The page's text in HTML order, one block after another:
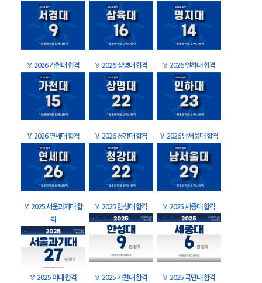
🏅 2026 가천대 합격 🏅 2026 상명대 합격 🏅 2026 인하대 합격
🏅 2026 연세대 합격 🏅 2026 청강대 합격 🏅 2026 남서울대 합격
🏅 2025 서울과기대 합
격
🏅 2025 한성대 합격 🏅 2025 세종대 합격
🏅 2025 이대 합격 🏅 2025 가천대 합격 🏅 2025 국민대 합격